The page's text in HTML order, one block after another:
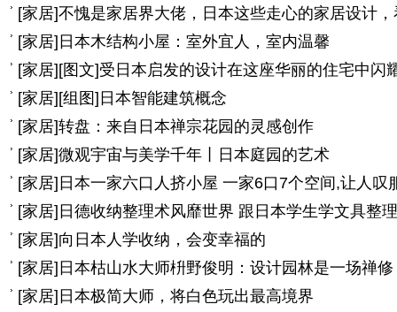
[家居]不愧是家居界大佬，日本这些走心的家居设计
[家居] 日本木结构小屋：室外宜人，室内温馨
[家居] [图文]受日本启发的设计在这座华丽的住宅中闪
[家居] [组图] 日本智能建筑概念
[家居]转盘：来自日本禅宗花园的灵感创作
[家居]微观宇宙与美学千年丨日本庭园的艺术
[家居] 日本一家六口人挤小屋 一家6口7个空间,让人叹
[家居] 日德收纳整理术风靡世界 跟日本学生学文具整理
[家居]向日本人学收纳，会变幸福的
[家居] 日本枯山水大师枡野俊明：设计园林是一场禅修
[家居] 日本极简大师，将白色玩出最高境界